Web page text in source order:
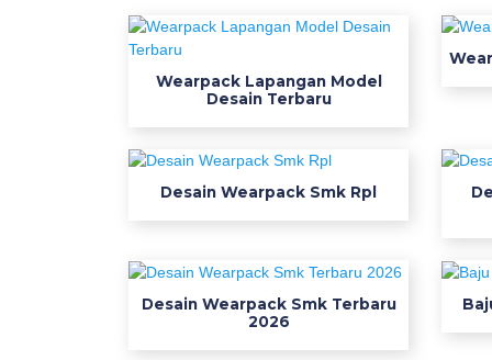
f
r
c
k
Wearpack Lapangan Model
Desain Terbaru
Desain Wearpack Smk Rpl
Desain Wearpack Smk Terbaru
2026